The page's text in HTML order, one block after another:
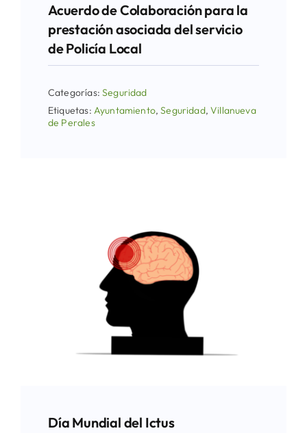
Acuerdo de Colaboración para la
prestación asociada del servicio
de Policía Local
Categorías:Seguridad
Etiquetas: Ayuntamiento,Seguridad,Villanueva
de Perales
Día Mundial del Ictus